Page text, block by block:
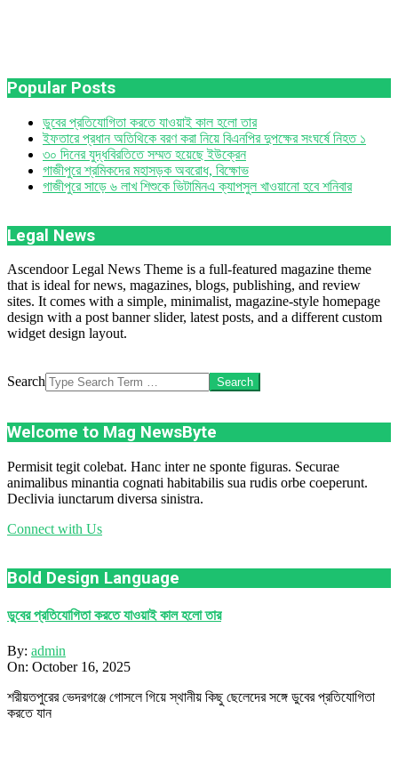
Popular Posts
ডুবের প্রতিযোগিতা করতে যাওয়াই কাল হলো তার
ইফতারে প্রধান অতিথিকে বরণ করা নিয়ে বিএনপির দুপক্ষের সংঘর্ষে নিহত ১
৩০ দিনের যুদ্ধবিরতিতে সম্মত হয়েছে ইউক্রেন
গাজীপুরে শ্রমিকদের মহাসড়ক অবরোধ, বিক্ষোভ
গাজীপুরে সাড়ে ৬ লাখ শিশুকে ভিটামিনএ ক্যাপসুল খাওয়ানো হবে শনিবার
Legal News
Ascendoor Legal News Theme is a full-featured magazine theme
that is ideal for news, magazines, blogs, publishing, and review
sites. It comes with a simple, minimalist, magazine-style homepage
design with a post banner slider, latest posts, and a different custom
widget design layout.
Search
Welcome to Mag NewsByte
Permisit tegit colebat. Hanc inter ne sponte figuras. Securae
animalibus minantia cognati habitabilis sua rudis orbe coeperunt.
Declivia iunctarum diversa sinistra.
Connect with Us
Bold Design Language
ডুবের প্রতিযোগিতা করতে যাওয়াই কাল হলো তার
By: admin
On: October 16, 2025
শরীয়তপুরের ভেদরগঞ্জে গোসলে গিয়ে স্থানীয় কিছু ছেলেদের সঙ্গে ডুবের প্রতিযোগিতা
করতে যান